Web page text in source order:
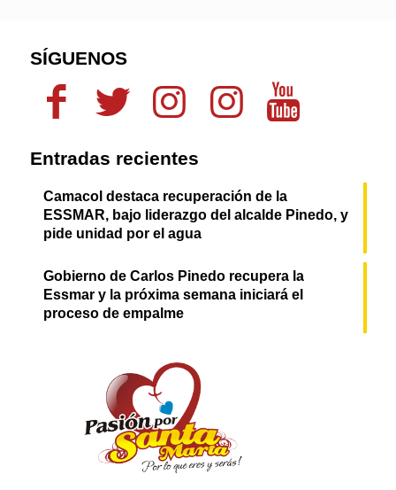
SÍGUENOS
Entradas recientes
Camacol destaca recuperación de la
ESSMAR, bajo liderazgo del alcalde Pinedo, y
pide unidad por el agua
Gobierno de Carlos Pinedo recupera la
Essmar y la próxima semana iniciará el
proceso de empalme